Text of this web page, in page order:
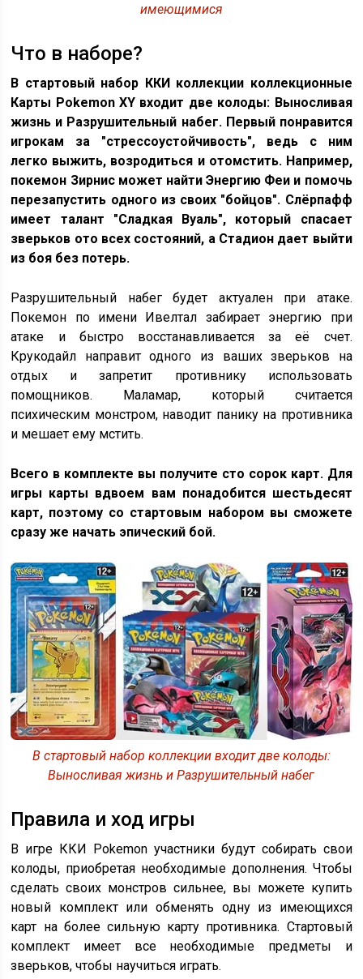
имеющимися
Что в наборе?
В стартовый набор ККИ коллекции коллекционные
Карты Pokemon XY входит две колоды: Выносливая
жизнь и Разрушительный набег. Первый понравится
игрокам за "стрессоустойчивость", ведь с ним
легко выжить, возродиться и отомстить. Например,
покемон Зирнис может найти Энергию Феи и помочь
перезапустить одного из своих "бойцов". Слёрпафф
имеет талант "Сладкая Вуаль", который спасает
зверьков ото всех состояний, а Стадион дает выйти
из боя без потерь.
Разрушительный набег будет актуален при атаке.
Покемон по имени Ивелтал забирает энергию при
атаке и быстро восстанавливается за её счет.
Крукодайл направит одного из ваших зверьков на
отдых и запретит противнику использовать
помощников. Маламар, который считается
психическим монстром, наводит панику на противника
и мешает ему мстить.
Всего в комплекте вы получите сто сорок карт. Для
игры карты вдвоем вам понадобится шестьдесят
карт, поэтому со стартовым набором вы сможете
сразу же начать эпический бой.
В стартовый набор коллекции входит две колоды:
Выносливая жизнь и Разрушительный набег
Правила и ход игры
В игре ККИ Pokemon участники будут собирать свои
колоды, приобретая необходимые дополнения. Чтобы
сделать своих монстров сильнее, вы можете купить
новый комплект или обменять одну из имеющихся
карт на более сильную карту противника. Стартовый
комплект имеет все необходимые предметы и
зверьков, чтобы научиться играть.